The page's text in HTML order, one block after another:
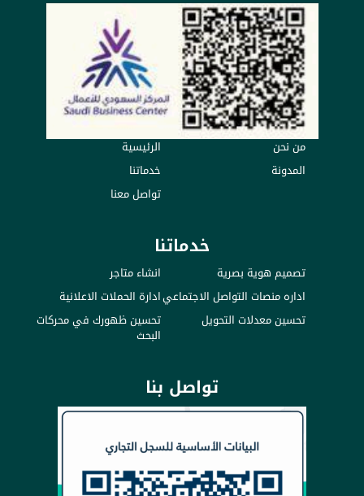
الرئيسية
من نحن
خدماتنا
المدونة
تواصل معنا
خدماتنا
انشاء متاجر
تصميم هوية بصرية
ادارة الحملات الاعلانيةاداره منصات التواصل الاجتماعي
تحسين ظهورك في محركات
البحث
تحسين معدلات التحويل
تواصل بنا